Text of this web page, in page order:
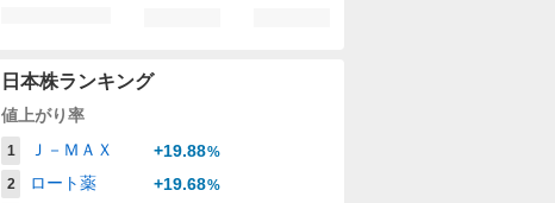
日本株ランキング
値上がり率
1 Ｊ－ＭＡＸ +19.88%
2
ロート薬 +19.68%